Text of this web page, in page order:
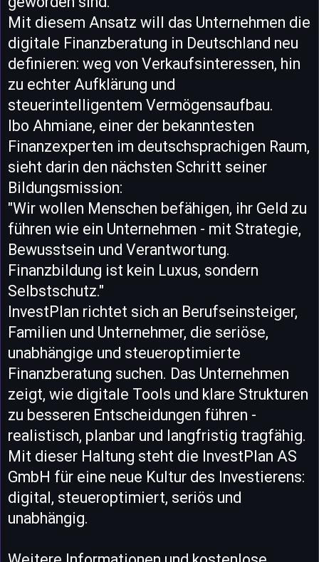
Mit diesem Ansatz will das Unternehmen die
digitale Finanzberatung in Deutschland neu
definieren: weg von Verkaufsinteressen, hin
zu echter Aufklärung und
steuerintelligentem Vermögensaufbau.
Ibo Ahmiane, einer der bekanntesten
Finanzexperten im deutschsprachigen Raum,
sieht darin den nächsten Schritt seiner
Bildungsmission:
"Wir wollen Menschen befähigen, ihr Geld zu
führen wie ein Unternehmen - mit Strategie,
Bewusstsein und Verantwortung.
Finanzbildung ist kein Luxus, sondern
Selbstschutz."
InvestPlan richtet sich an Berufseinsteiger,
Familien und Unternehmer, die seriöse,
unabhängige und steueroptimierte
Finanzberatung suchen. Das Unternehmen
zeigt, wie digitale Tools und klare Strukturen
zu besseren Entscheidungen führen -
realistisch, planbar und langfristig tragfähig.
Mit dieser Haltung steht die InvestPlan AS
GmbH für eine neue Kultur des Investierens:
digital, steueroptimiert, seriös und
unabhängig.